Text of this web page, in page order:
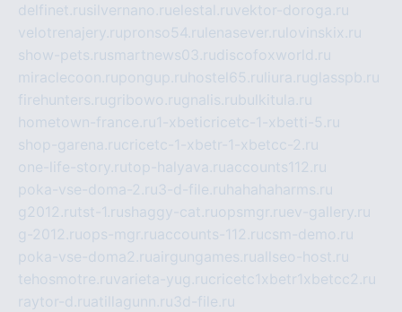
delfinet.rusilvernano.ruelestal.ruvektor-doroga.ru
velotrenajery.rupronso54.ru lenasever.ru lovinskix.ru
show-pets.rusmartnews03.rudiscofoxworld.ru
miraclecoon.rupongup.ru hostel65.ru liura.ruglasspb.ru
firehunters.rugribowo.rugnalis.rubulkitula.ru
hometown-france.ru1-xbeticricetc-1-xbetti-5.ru
shop-garena.rucricetc-1-xbetr-1-xbetcc-2.ru
one-life-story.rutop-halyava.ruaccounts112.ru
poka-vse-doma-2.ru3-d-file.ru hahahaharms.ru
g2012.rutst-1.rushaggy-cat.ruopsmgr.ruev-gallery.ru
g-2012.ruops-mgr.ruaccounts-112.rucsm-demo.ru
poka-vse-doma2.ruairgungames.ruallseo-host.ru
tehosmotre.ruvarieta-yug.rucricetc1xbetr1xbetcc2.ru
raytor-d.ruatillagunn.ru3d-file.ru